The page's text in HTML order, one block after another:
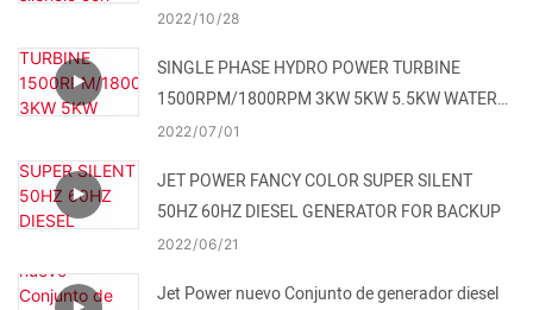
2022 10 28
SINGLE PHASE HYDRO POWER TURBINE
1500RPM/1800RPM 3KW 5KW 5.5KW WATER
TURBINE FOR SALE
2022 07 01
JET POWER FANCY COLOR SUPER SILENT
50HZ 60HZ DIESEL GENERATOR FOR BACKUP
2022 06 21
Jet Power nuevo Conjunto de generador diesel